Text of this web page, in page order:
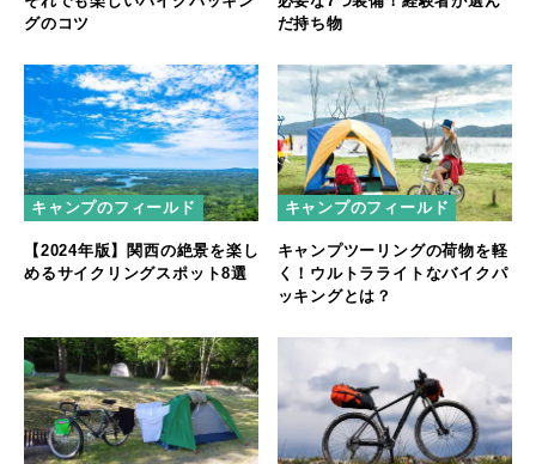
グのコツ
だ持ち物
キャンプのフィールド
【2024年版】関西の絶景を楽し
めるサイクリングスポット8選
キャンプのフィールド
キャンプツーリングの荷物を軽
く！ウルトラライトなバイクパ
ッキングとは？